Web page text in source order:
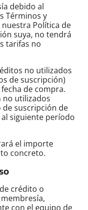
debido al
Términos y
Política de
suya, no tendrá
tarifas no
no utilizados
de suscripción)
de compra.
no utilizados
suscripción de
siguiente período
el importe
concreto.
crédito o
con el equipo de